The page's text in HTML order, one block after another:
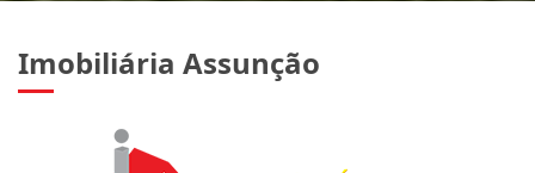
Imobiliária Assunção